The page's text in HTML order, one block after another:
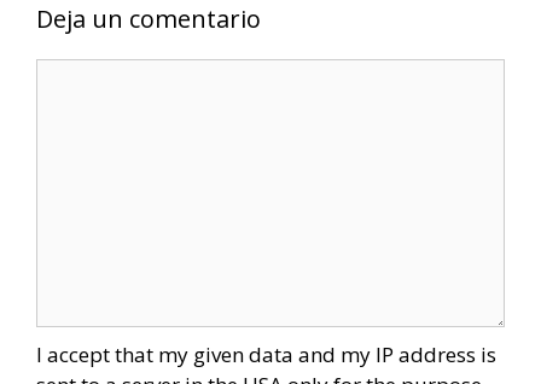
Deja un comentario
I accept that my given data and my IP address is